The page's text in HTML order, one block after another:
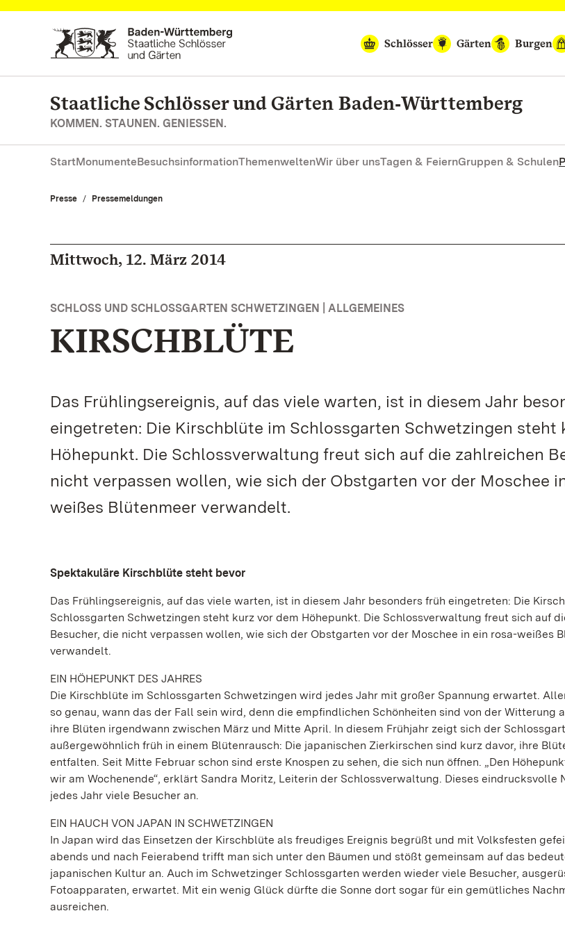
Zum Hauptinhalt springen
Schlösser
Gärten Burgen
Staatliche Schlösser und Gärten Baden‑Württemberg
KOMMEN. STAUNEN. GENIESSEN.
StartMonumenteBesuchsinformationThemenweltenWir über unsTagen & FeiernGruppen & Schulen
Presse Pressemeldungen
Mittwoch, 12. März 2014
SCHLOSS UND SCHLOSSGARTEN SCHWETZINGEN | ALLGEMEINES
KIRSCHBLÜTE
Das Frühlingsereignis, auf das viele warten, ist in diesem Jahr
eingetreten: Die Kirschblüte im Schlossgarten Schwetzingen steht
Höhepunkt. Die Schlossverwaltung freut sich auf die zahlreichen
nicht verpassen wollen, wie sich der Obstgarten vor der Moschee
weißes Blütenmeer verwandelt.
Spektakuläre Kirschblüte steht bevor
Das Frühlingsereignis, auf das viele warten, ist in diesem Jahr besonders früh eingetreten: Die
Schlossgarten Schwetzingen steht kurz vor dem Höhepunkt. Die Schlossverwaltung freut sich auf
Besucher, die nicht verpassen wollen, wie sich der Obstgarten vor der Moschee in ein rosa-weißes
verwandelt.
EIN HÖHEPUNKT DES JAHRES
Die Kirschblüte im Schlossgarten Schwetzingen wird jedes Jahr mit großer Spannung erwartet.
so genau, wann das der Fall sein wird, denn die empfindlichen Schönheiten sind von der Witterung
ihre Blüten irgendwann zwischen März und Mitte April. In diesem Frühjahr zeigt sich der
außergewöhnlich früh in einem Blütenrausch: Die japanischen Zierkirschen sind kurz davor, ihre
entfalten. Seit Mitte Februar schon sind erste Knospen zu sehen, die sich nun öffnen. „Den
wir am Wochenende“, erklärt Sandra Moritz, Leiterin der Schlossverwaltung. Dieses eindrucksvolle
jedes Jahr viele Besucher an.
EIN HAUCH VON JAPAN IN SCHWETZINGEN
In Japan wird das Einsetzen der Kirschblüte als freudiges Ereignis begrüßt und mit Volksfesten
abends und nach Feierabend trifft man sich unter den Bäumen und stößt gemeinsam auf das
japanischen Kultur an. Auch im Schwetzinger Schlossgarten werden wieder viele Besucher,
Fotoapparaten, erwartet. Mit ein wenig Glück dürfte die Sonne dort sogar für ein gemütliches
ausreichen.